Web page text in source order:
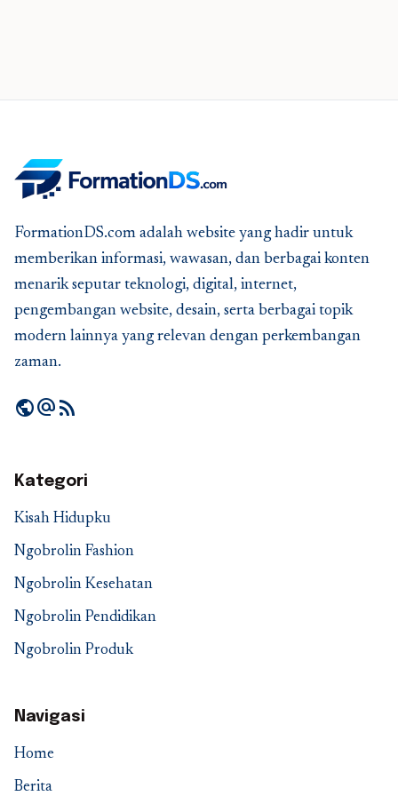
FormationDS.com adalah website yang hadir untuk
memberikan informasi, wawasan, dan berbagai konten
menarik seputar teknologi, digital, internet,
pengembangan website, desain, serta berbagai topik
modern lainnya yang relevan dengan perkembangan
zaman.
publicalternate_emailrss_feed
Kategori
Kisah Hidupku
Ngobrolin Fashion
Ngobrolin Kesehatan
Ngobrolin Pendidikan
Ngobrolin Produk
Navigasi
Home
Berita